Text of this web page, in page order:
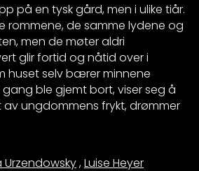
på en tysk gård, men i ulike tiår.
rommene, de samme lydene og
men de møter aldri
glir fortid og nåtid over i
huset selv bærer minnene
ble gjemt bort, viser seg å
av ungdommens frykt, drømmer
Urzendowsky,Luise Heyer